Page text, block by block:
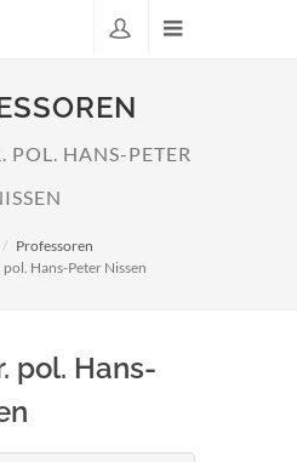
POL. HANS-PETER
Professoren
pol. Hans-Peter Nissen
pol. Hans-